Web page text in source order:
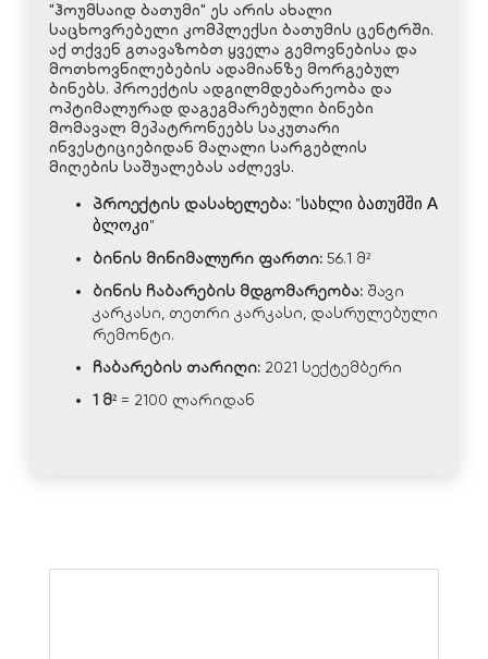
"ჰოუმსაიდ ბათუმი" ეს არის ახალი
საცხოვრებელი კომპლექსი ბათუმის ცენტრში.
აქ თქვენ გთავაზობთ ყველა გემოვნებისა და
მოთხოვნილებების ადამიანზე მორგებულ
ბინებს. პროექტის ადგილმდებარეობა და
ოპტიმალურად დაგეგმარებული ბინები
მომავალ მეპატრონეებს საკუთარი
ინვესტიციებიდან მაღალი სარგებლის
მიღების საშუალებას აძლევს.
პროექტის დასახელება: "სახლი ბათუმში
A
ბლოკი"
ბინის მინიმალური ფართი: 56.1 მ²
ბინის ჩაბარების მდგომარეობა: შავი
კარკასი, თეთრი კარკასი, დასრულებული
რემონტი.
ჩაბარების თარიღი: 2021 სექტემბერი
1 მ² = 2100 ლარიდან